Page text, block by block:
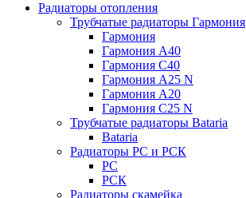
Радиаторы отопления
Трубчатые радиаторы Гармония
Гармония
Гармония А40
Гармония С40
Гармония А25 N
Гармония А20
Гармония С25 N
Трубчатые радиаторы Bataria
Bataria
Радиаторы РС и РСК
РС
РСК
Радиаторы скамейка